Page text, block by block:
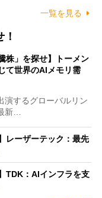
一覧を見る
株」を探せ】トーメン
て世界のAIメモリ需
するグローバルリン
新…
レーザーテック：最先
TDK：AIインフラを支